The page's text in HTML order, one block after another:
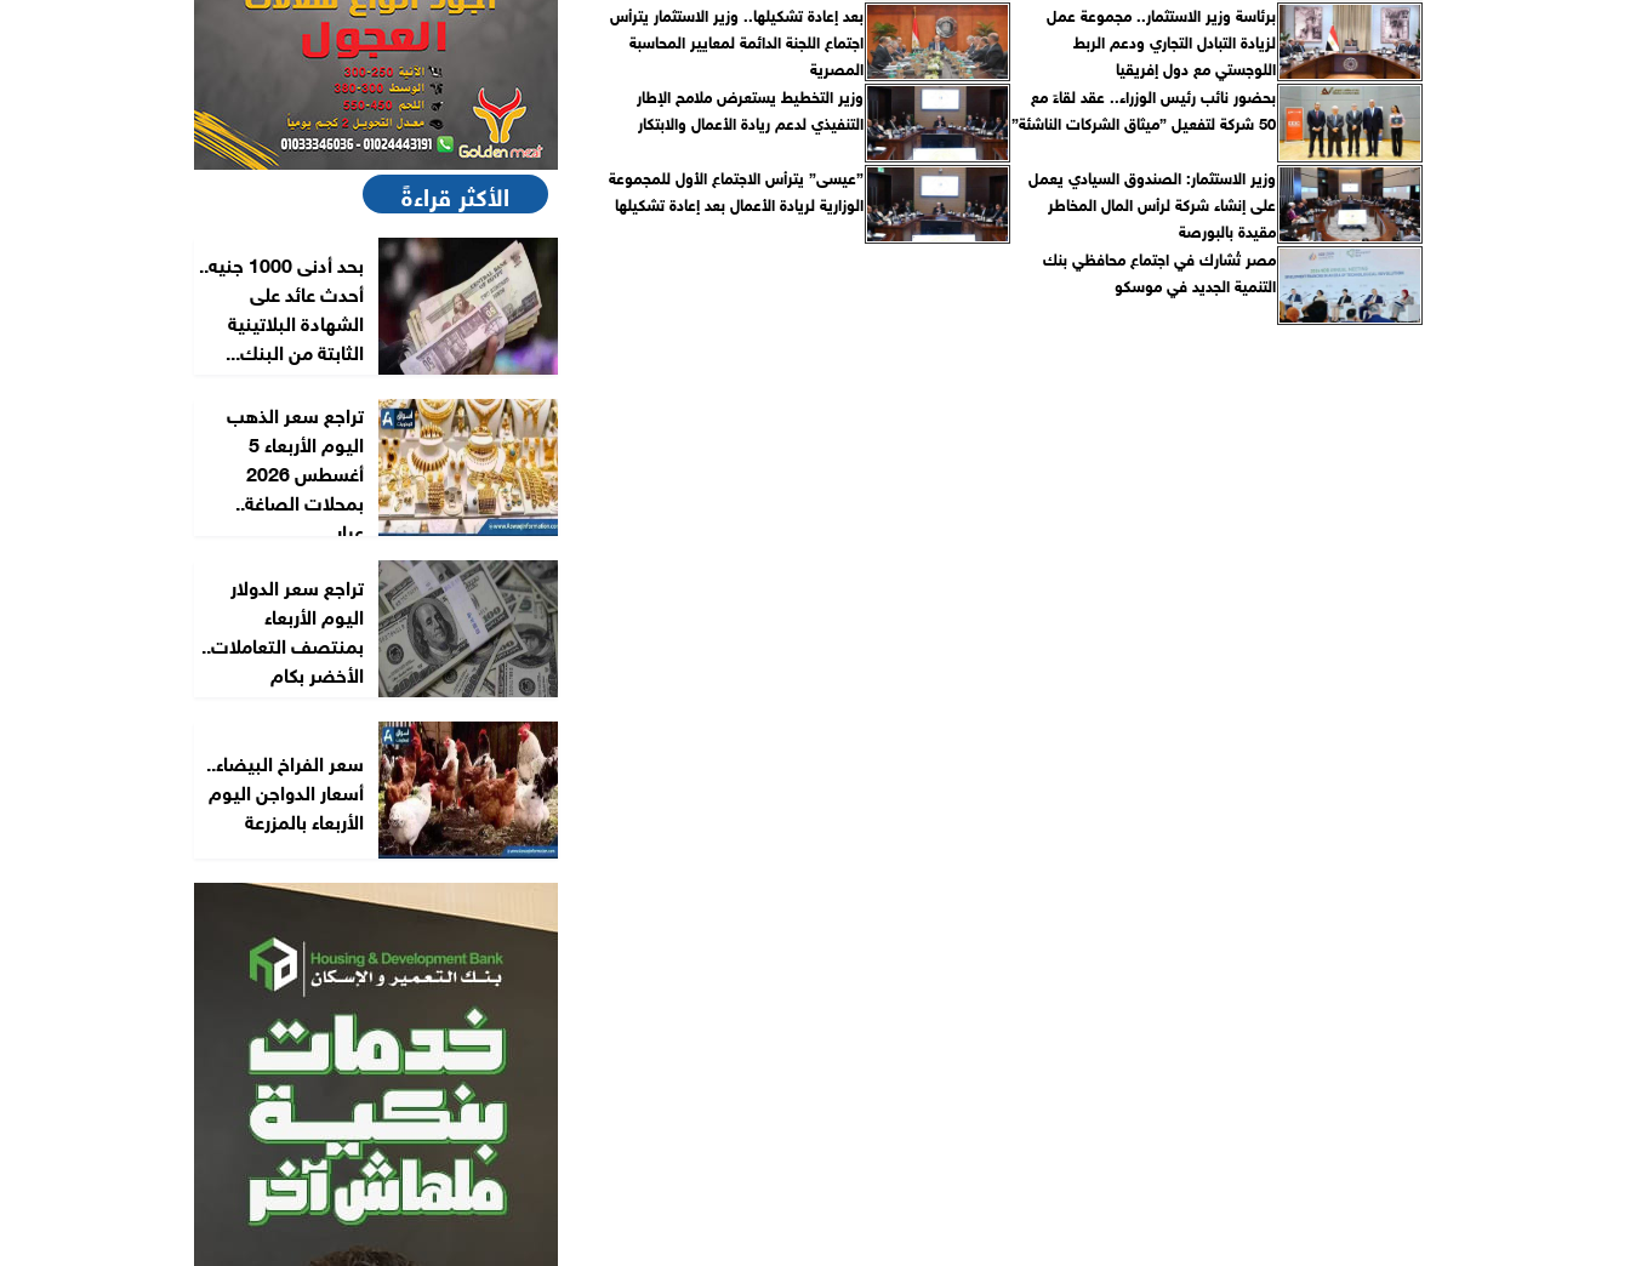
برئاسة وزير الاستثمار.. مجموعة عمل
لزيادة التبادل التجاري ودعم الربط
اللوجستي مع دول إفريقيا
بعد إعادة تشكيلها.. وزير الاستثمار يترأس
اجتماع اللجنة الدائمة لمعايير المحاسبة
المصرية
بحضور نائب رئيس الوزراء.. عقد لقاءً مع
50 شركة لتفعيل ”ميثاق الشركات الناشئة”
وزير التخطيط يستعرض ملامح الإطار
التنفيذي لدعم ريادة الأعمال والابتكار
وزير الاستثمار: الصندوق السيادي يعمل
على إنشاء شركة لرأس المال المخاطر
مقيدة بالبورصة
”عيسى” يترأس الاجتماع الأول للمجموعة
الوزارية لريادة الأعمال بعد إعادة تشكيلها
مصر تُشارك في اجتماع محافظي بنك
التنمية الجديد في موسكو
الأكثر قراءةً
بحد أدنى 1000 جنيه..
أحدث عائد على
الشهادة البلاتينية
الثابتة من البنك...
تراجع سعر الذهب
اليوم الأربعاء 5
أغسطس 2026
بمحلات الصاغة..
عيار...
تراجع سعر الدولار
اليوم الأربعاء
بمنتصف التعاملات..
الأخضر بكام
سعر الفراخ البيضاء..
أسعار الدواجن اليوم
الأربعاء بالمزرعة